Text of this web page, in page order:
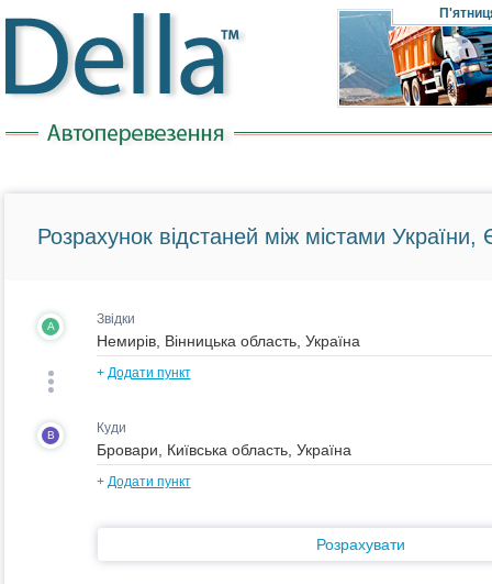
Розрахунок відстаней між містами України,
A Звідки
+ Додати пункт
B Куди
+ Додати пункт
Розрахувати